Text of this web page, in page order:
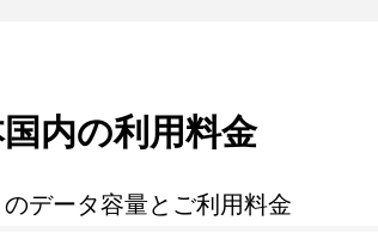
国内の利用料金
データ容量とご利用料金